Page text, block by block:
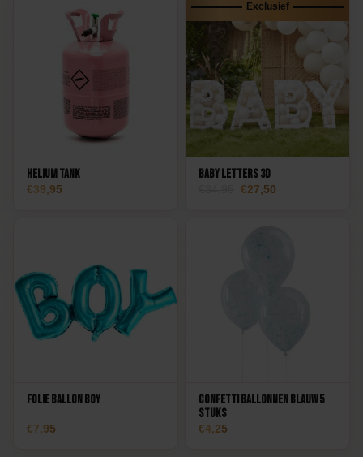
Helium Tank
39,95
Exclusief
Baby Letters 3D
Oorspronkelijke
27,50
Folie Ballon Boy
7,95
Confetti Ballonnen Blauw 5
stuks
4,25